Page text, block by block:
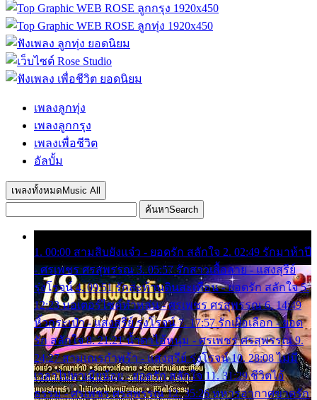
เพลงลูกทุ่ง
เพลงลูกกรุง
เพลงเพื่อชีวิต
อัลบั้ม
เพลงทั้งหมด Music All
ค้นหาSearch
1. 00:00 สามสิบยังแจ๋ว - ยอดรัก สลักใจ 2. 02:49 รักมาห้าปี
- ศรเพชร ศรสุพรรณ 3. 05:57 รักสาวเสื้อลาย - แสงสุรีย์
รุ่งโรจน์ 4. 09:51 รักสะท้านดินสะเทือน - ยอดรัก สลักใจ 5.
12:23 มอเตอร์ไซค์ทำหล่น - ศรเพชร ศรสุพรรณ 6. 14:49
หิ้วกระเป๋า - แสงสุรีย์ รุ่งโรจน์ 7. 17:57 รักเผื่อเลือก - ยอด
รัก สลักใจ 8. 21:21 น้ำตาไอ้หนุ่ม - ศรเพชร ศรสุพรรณ 9.
24:27 สามเณรกำพร้า - แสงสุรีย์ รุ่งโรจน์ 10. 28:08 ไม่มี
เวลาไปหาเมียน้อย - ยอดรัก สลักใจ 11. 31:29 ชีวิตไอ้
ธรรม - ศรเพชร ศรสุพรรณ 12. 35:26 ทหารอากาศขาดรัก